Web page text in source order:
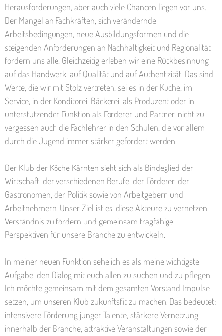
Herausforderungen, aber auch viele Chancen liegen vor uns.
Der Mangel an Fachkräften, sich verändernde
Arbeitsbedingungen, neue Ausbildungsformen und die
steigenden Anforderungen an Nachhaltigkeit und Regionalität
fordern uns alle. Gleichzeitig erleben wir eine Rückbesinnung
auf das Handwerk, auf Qualität und auf Authentizität. Das sind
Werte, die wir mit Stolz vertreten, sei es in der Küche, im
Service, in der Konditorei, Bäckerei, als Produzent oder in
unterstützender Funktion als Förderer und Partner, nicht zu
vergessen auch die Fachlehrer in den Schulen, die vor allem
durch die Jugend immer stärker gefordert werden.
Der Klub der Köche Kärnten sieht sich als Bindeglied der
Wirtschaft, der verschiedenen Berufe, der Förderer, der
Gastronomen, der Politik sowie von Arbeitgebern und
Arbeitnehmern. Unser Ziel ist es, diese Akteure zu vernetzen,
Verständnis zu fördern und gemeinsam tragfähige
Perspektiven für unsere Branche zu entwickeln.
In meiner neuen Funktion sehe ich es als meine wichtigste
Aufgabe, den Dialog mit euch allen zu suchen und zu pflegen.
Ich möchte gemeinsam mit dem gesamten Vorstand Impulse
setzen, um unseren Klub zukunftsfit zu machen. Das bedeutet:
intensivere Förderung junger Talente, stärkere Vernetzung
innerhalb der Branche, attraktive Veranstaltungen sowie der